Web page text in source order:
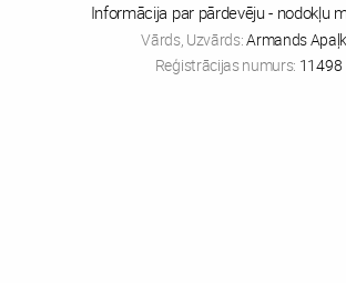
Informācija par pārdevēju - nodokļu
Vārds, Uzvārds:Armands
Reģistrācijas numurs: 11498